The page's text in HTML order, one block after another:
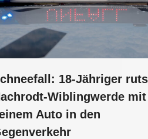
18-Jähriger
Wiblingwerde mit
Auto in den